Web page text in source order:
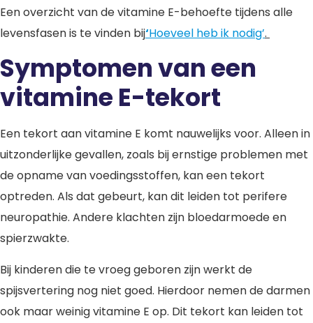
Een overzicht van de vitamine E-behoefte tijdens alle
levensfasen is te vinden bij‘Hoeveel heb ik nodig’.
Symptomen van een
vitamine E-tekort
Een tekort aan vitamine E komt nauwelijks voor. Alleen in
uitzonderlijke gevallen, zoals bij ernstige problemen met
de opname van voedingsstoffen, kan een tekort
optreden. Als dat gebeurt, kan dit leiden tot perifere
neuropathie. Andere klachten zijn bloedarmoede en
spierzwakte.
Bij kinderen die te vroeg geboren zijn werkt de
spijsvertering nog niet goed. Hierdoor nemen de darmen
ook maar weinig vitamine E op. Dit tekort kan leiden tot